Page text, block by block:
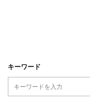
キーワード